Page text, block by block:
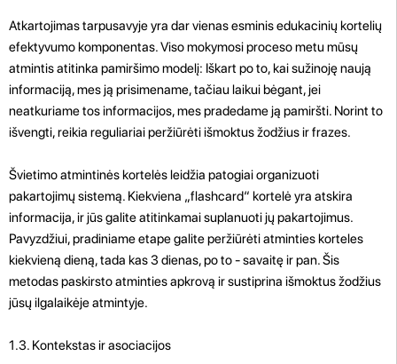
Atkartojimas tarpusavyje yra dar vienas esminis edukacinių kortelių
efektyvumo komponentas. Viso mokymosi proceso metu mūsų
atmintis atitinka pamiršimo modelį: Iškart po to, kai sužinoję naują
informaciją, mes ją prisimename, tačiau laikui bėgant, jei
neatkuriame tos informacijos, mes pradedame ją pamiršti. Norint to
išvengti, reikia reguliariai peržiūrėti išmoktus žodžius ir frazes.
Švietimo atmintinės kortelės leidžia patogiai organizuoti
pakartojimų sistemą. Kiekviena „flashcard“ kortelė yra atskira
informacija, ir jūs galite atitinkamai suplanuoti jų pakartojimus.
Pavyzdžiui, pradiniame etape galite peržiūrėti atminties korteles
kiekvieną dieną, tada kas 3 dienas, po to - savaitę ir pan. Šis
metodas paskirsto atminties apkrovą ir sustiprina išmoktus žodžius
jūsų ilgalaikėje atmintyje.
1.3. Kontekstas ir asociacijos